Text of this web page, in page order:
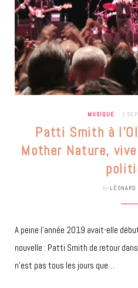
MUSIQUE 1
Patti Smith à
Mother Nature,
by LÉONARD
A peine l’année 2019 avait-elle
nouvelle : Patti Smith de retour
n’est pas tous les jours que…